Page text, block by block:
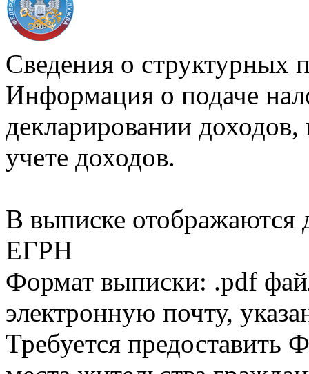
Сведения о структурных
Информация о подаче
декларировании доходов,
учете доходов.
В выписке
ЕГРН
Формат выписки: .pdf
электронную почту,
Требуется